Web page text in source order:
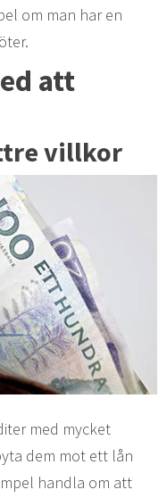
om man har en
att
villkor
med mycket
dem mot ett lån
handla om att